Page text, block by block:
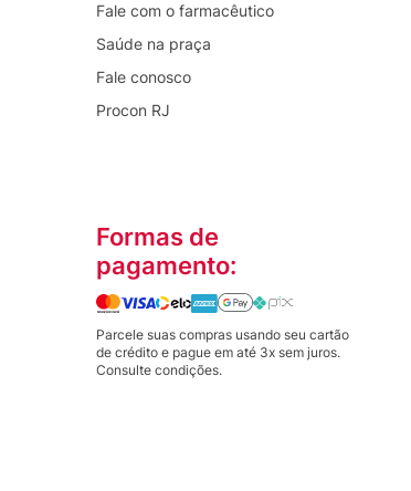
Fale com o farmacêutico
Saúde na praça
Fale conosco
Procon RJ
Formas de
pagamento:
Parcele suas compras usando seu cartão
de crédito e pague em até 3x sem juros.
Consulte condições.